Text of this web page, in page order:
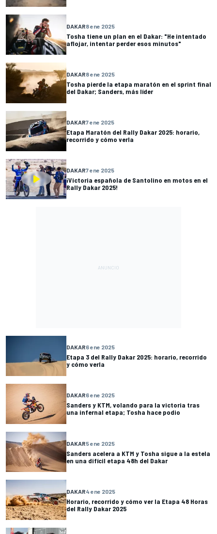
DAKAR8 ene 2025
Tosha tiene un plan en el Dakar: "He intentado
aflojar, intentar perder esos minutos"
DAKAR8 ene 2025
Tosha pierde la etapa maratón en el sprint final
del Dakar; Sanders, más líder
DAKAR7 ene 2025
Etapa Maratón del Rally Dakar 2025: horario,
recorrido y cómo verla
DAKAR7 ene 2025
¡Victoria española de Santolino en motos en el
Rally Dakar 2025!
DAKAR6 ene 2025
Etapa 3 del Rally Dakar 2025: horario, recorrido
y cómo verla
DAKAR6 ene 2025
Sanders y KTM, volando para la victoria tras
una infernal etapa; Tosha hace podio
DAKAR5 ene 2025
Sanders acelera a KTM y Tosha sigue a la estela
en una difícil etapa 48h del Dakar
DAKAR4 ene 2025
Horario, recorrido y cómo ver la Etapa 48 Horas
del Rally Dakar 2025